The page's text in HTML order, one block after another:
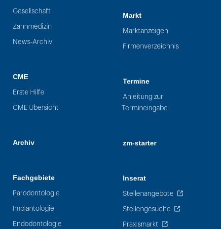
Gesellschaft
Zahnmedizin
News-Archiv
CME
Erste Hilfe
CME Übersicht
Archiv
Fachgebiete
Parodontologie
Implantologie
Endodontologie
Markt
Marktanzeigen
Firmenverzeichnis
Termine
Anleitung zur
Termineingabe
zm-starter
Inserat
Stellenangebote
Stellengesuche
Praxismarkt